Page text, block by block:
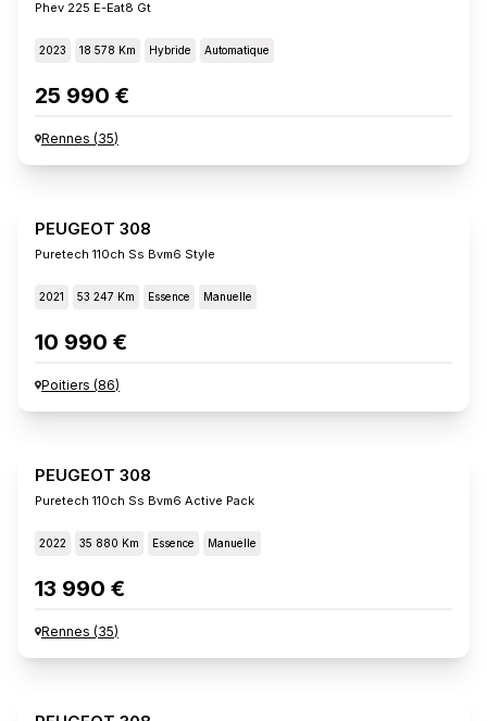
Phev 225 E-Eat8 Gt
2023 18 578 Km Hybride Automatique
25 990 €
Rennes (35)
PEUGEOT 308
Puretech 110ch Ss Bvm6 Style
2021 53 247 Km Essence Manuelle
10 990 €
Poitiers (86)
PEUGEOT 308
Puretech 110ch Ss Bvm6 Active Pack
2022 35 880 Km Essence Manuelle
13 990 €
Rennes (35)